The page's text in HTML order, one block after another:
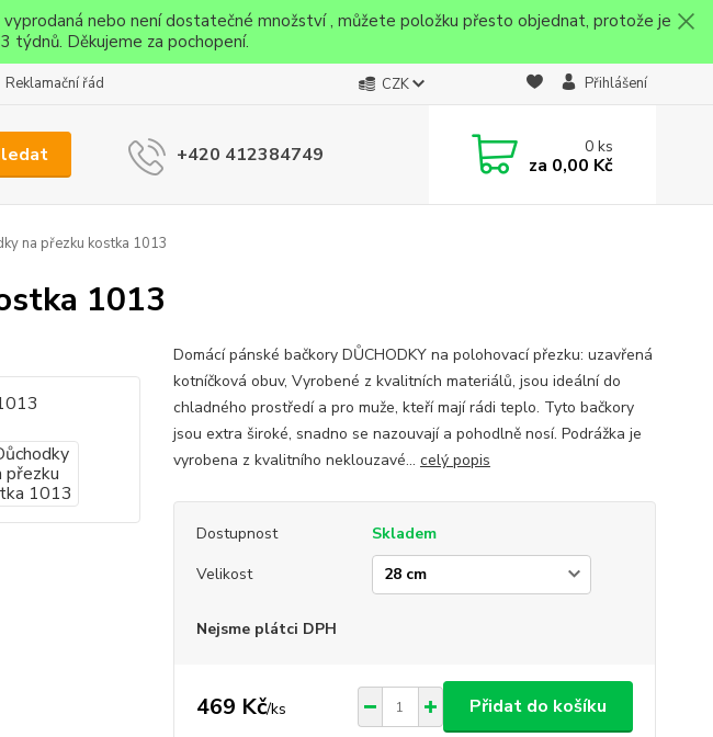
nebo není dostatečné množství , můžete položku přesto objednat, protože je
týdnů. Děkujeme za pochopení.
Reklamační řád CZK Přihlášení
+420 412384749 0ks
za 0,00 Kč
na přezku kostka 1013
1013
Domácí pánské bačkory DŮCHODKY na polohovací přezku: uzavřená
kotníčková obuv, Vyrobené z kvalitních materiálů, jsou ideální do
chladného prostředí a pro muže, kteří mají rádi teplo. Tyto bačkory
jsou extra široké, snadno se nazouvají a pohodlně nosí. Podrážka je
vyrobena z kvalitního neklouzavé... celý popis
Dostupnost
Skladem
Velikost
Nejsme plátci DPH
469 Kč/ks Přidat do košíku